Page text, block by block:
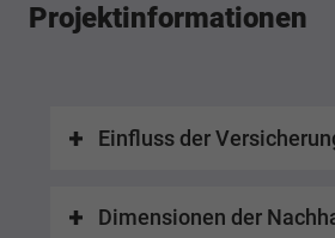
Projektinformationen
Einfluss der
Dimensionen der